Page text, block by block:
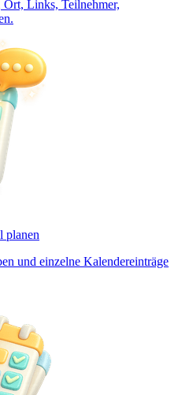
Links, Teilnehmer,
planen
und einzelne Kalendereinträge